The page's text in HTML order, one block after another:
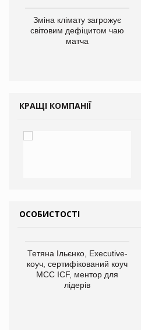
Зміна клімату загрожує
світовим дефіцитом чаю
матча
КРАЩІ КОМПАНІЇ
ОСОБИСТОСТІ
Тетяна Ільєнко, Executive-
коуч, сертифікований коуч
МСС ICF, ментор для
лідерів